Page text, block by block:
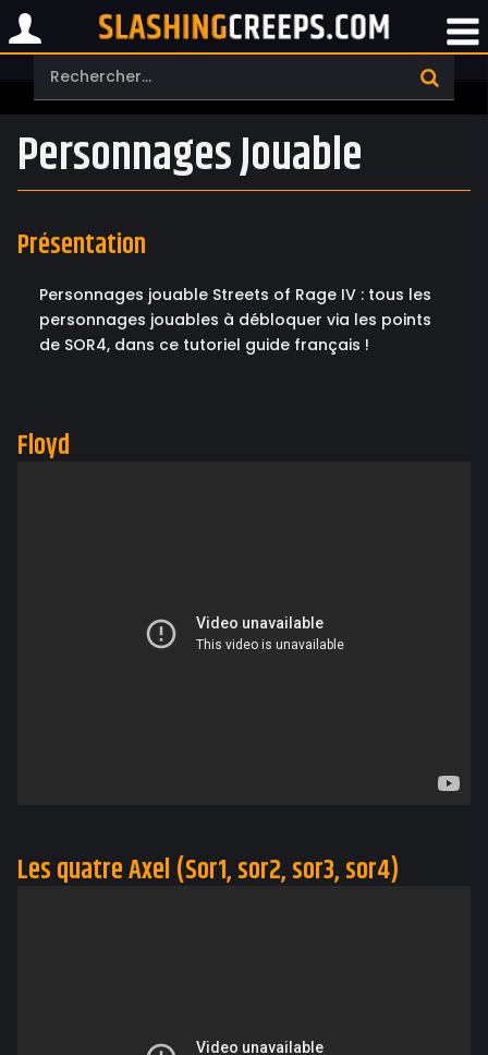
Personnages Jouable
Présentation
Personnages jouable Streets of Rage IV : tous les
personnages jouables à débloquer via les points
de SOR4, dans ce tutoriel guide français !
Floyd
Les quatre Axel (Sor1, sor2, sor3, sor4)